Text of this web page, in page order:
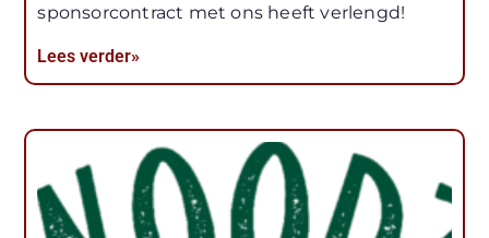
sponsorcontract met ons heeft verlengd!
Lees verder»